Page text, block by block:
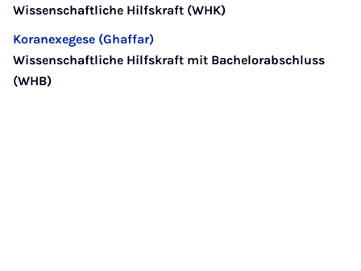
Wissenschaftliche Hilfskraft (WHK)
Koranexegese (Ghaffar)
Wissenschaftliche Hilfskraft mit Bachelorabschluss
(WHB)